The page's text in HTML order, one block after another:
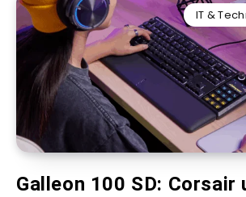
IT &
Galleon 100 SD: Corsair